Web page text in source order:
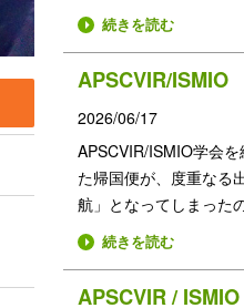
続きを読む
2026/06/17
APSCVIR/ISMIO学会
た帰国便が、度重なる
航」となってしまった
続きを読む